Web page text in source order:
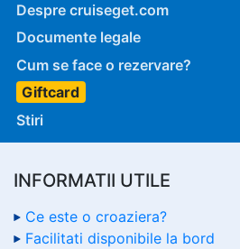
Despre cruiseget.com
Documente legale
Cum se face o rezervare?
Giftcard
Stiri
INFORMATII UTILE
Ce este o croaziera?
Facilitati disponibile la bord